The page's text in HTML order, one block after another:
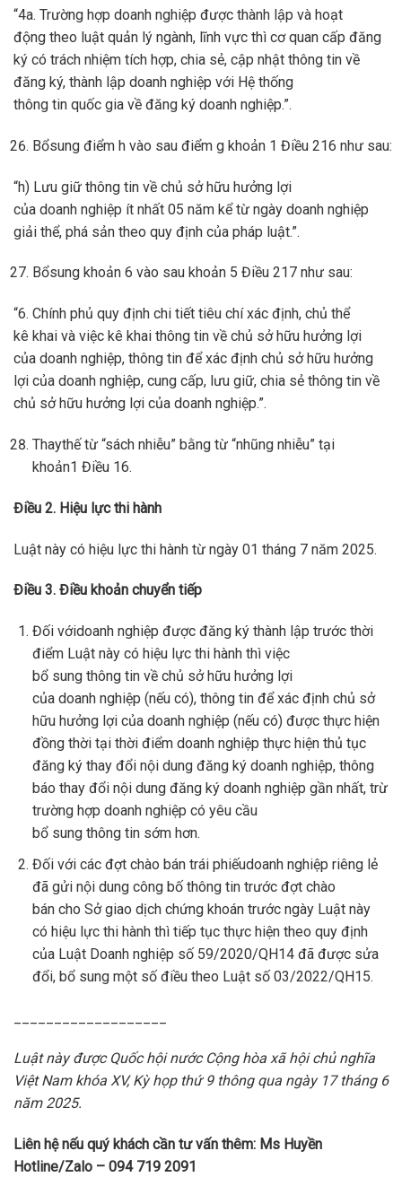
“4a. Trường hợp doanh nghiệp được thành lập và hoạt
động theo luật quản lý ngành, lĩnh vực thì cơ quan cấp đăng
ký có trách nhiệm tích hợp, chia sẻ, cập nhật thông tin về
đăng ký, thành lập doanh nghiệp với Hệ thống
thông tin quốc gia về đăng ký doanh nghiệp.”.
Bổsung điểm h vào sau điểm g khoản 1 Điều 216 như sau:
“h) Lưu giữ thông tin về chủ sở hữu hưởng lợi
của doanh nghiệp ít nhất 05 năm kể từ ngày doanh nghiệp
giải thể, phá sản theo quy định của pháp luật.”.
Bổsung khoản 6 vào sau khoản 5 Điều 217 như sau:
“6. Chính phủ quy định chi tiết tiêu chí xác định, chủ thể
kê khai và việc kê khai thông tin về chủ sở hữu hưởng lợi
của doanh nghiệp, thông tin để xác định chủ sở hữu hưởng
lợi của doanh nghiệp, cung cấp, lưu giữ, chia sẻ thông tin về
chủ sở hữu hưởng lợi của doanh nghiệp.”.
Thaythế từ “sách nhiễu” bằng từ “nhũng nhiễu” tại
khoản1 Điều 16.
Điều 2. Hiệu lựcthi hành
Luật này có hiệu lực thi hành từ ngày 01 tháng 7 năm 2025.
Điều 3. Điều khoản chuyển tiếp
Đối vớidoanh nghiệp được đăng ký thành lập trước thời
điểm Luật này có hiệu lực thi hành thì việc
bổ sung thông tin về chủ sở hữu hưởng lợi
của doanh nghiệp (nếu có), thông tin để xác định chủ sở
hữu hưởng lợi của doanh nghiệp (nếu có) được thực hiện
đồng thời tại thời điểm doanh nghiệp thực hiện thủ tục
đăng ký thay đổi nội dung đăng ký doanh nghiệp, thông
báo thay đổi nội dung đăng ký doanh nghiệp gần nhất, trừ
trường hợp doanh nghiệp có yêu cầu
bổ sung thông tin sớm hơn.
Đối với các đợt chào bán trái phiếudoanh nghiệp riêng lẻ
đã gửi nội dung công bố thông tin trước đợt chào
bán cho Sở giao dịch chứng khoán trước ngày Luật này
có hiệu lực thi hành thì tiếp tục thực hiện theo quy định
của Luật Doanh nghiệp số 59/2020/QH14 đã được sửa
đổi, bổ sung một số điều theo Luật số 03/2022/QH15.
Luật này được Quốc hội nước Cộng hòa xã hội chủ nghĩa
Việt Nam khóa XV, Kỳ họp thứ 9 thông qua ngày 17 tháng 6
năm 2025.
Liên hệ nếu quý khách cần tư vấn thêm: Ms Huyền
Hotline/Zalo – 094 719 2091